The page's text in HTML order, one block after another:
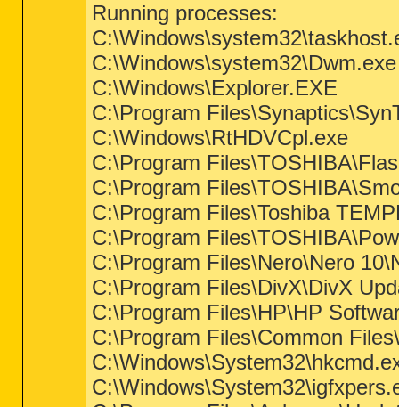
Running processes:
C:\Windows\system32\Dwm.exe
C:\Windows\Explorer.EXE
C:\Program
C:\Windows\RtHDVCpl.exe
C:\Program
C:\Program
C:\Program Files\Toshiba
C:\Program
C:\Program Files\Nero\Nero
C:\Program Files\DivX\DivX
C:\Program Files\HP\HP
C:\Program Files\Common